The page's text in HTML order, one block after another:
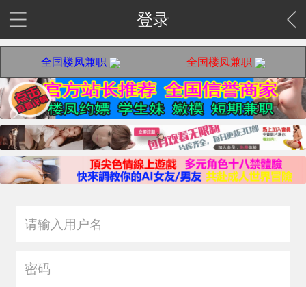
登录
全国楼凤兼职 全国楼凤兼职